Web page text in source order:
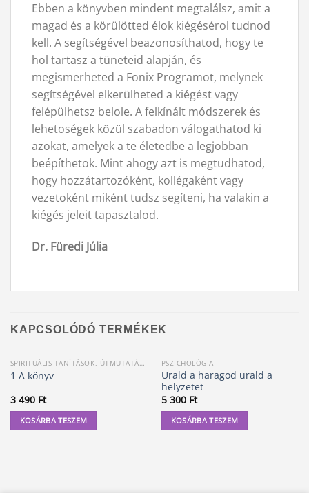
Ebben a könyvben mindent megtalálsz, amit a
magad és a körülötted élok kiégésérol tudnod
kell. A segítségével beazonosíthatod, hogy te
hol tartasz a tüneteid alapján, és
megismerheted a Fonix Programot, melynek
segítségével elkerülheted a kiégést vagy
felépülhetsz belole. A felkínált módszerek és
lehetoségek közül szabadon válogathatod ki
azokat, amelyek a te életedbe a legjobban
beépíthetok. Mint ahogy azt is megtudhatod,
hogy hozzátartozóként, kollégaként vagy
vezetoként miként tudsz segíteni, ha valakin a
kiégés jeleit tapasztalod.
Dr. Füredi Júlia
KAPCSOLÓDÓ TERMÉKEK
SPIRITUÁLIS TANÍTÁSOK, ÚTMUTATÁSOK
1 A könyv
3 490 Ft
KOSÁRBA TESZEM
PSZICHOLÓGIA
Urald a haragod urald a
helyzetet
5 300 Ft
KOSÁRBA TESZEM